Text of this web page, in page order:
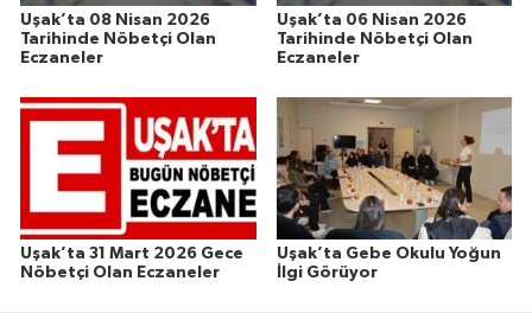
Uşak’ta 08 Nisan 2026
Tarihinde Nöbetçi Olan
Eczaneler
Uşak’ta 06 Nisan 2026
Tarihinde Nöbetçi Olan
Eczaneler
Uşak’ta 31 Mart 2026 Gece
Nöbetçi Olan Eczaneler
Uşak’ta Gebe Okulu Yoğun
İlgi Görüyor